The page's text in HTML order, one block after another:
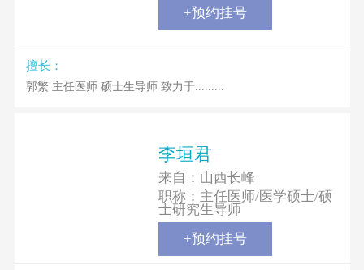
+预约挂号
擅长：
郭繁 主任医师 硕士生导师 致力于.........
李垣君
来自： 山西长峰
职称： 主任医师/医学硕士/硕
士研究生导师
+预约挂号